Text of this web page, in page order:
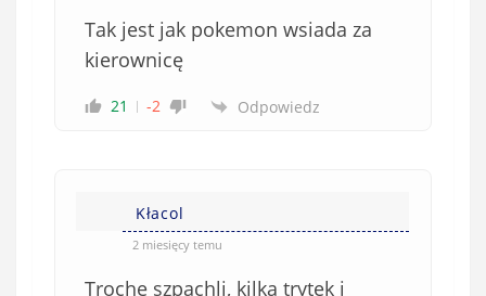
Tak jest jak pokemon wsiada za
kierownicę
21 -2 Odpowiedz
Kłacol
2 miesięcy temu
Trochę szpachli, kilka trytek i